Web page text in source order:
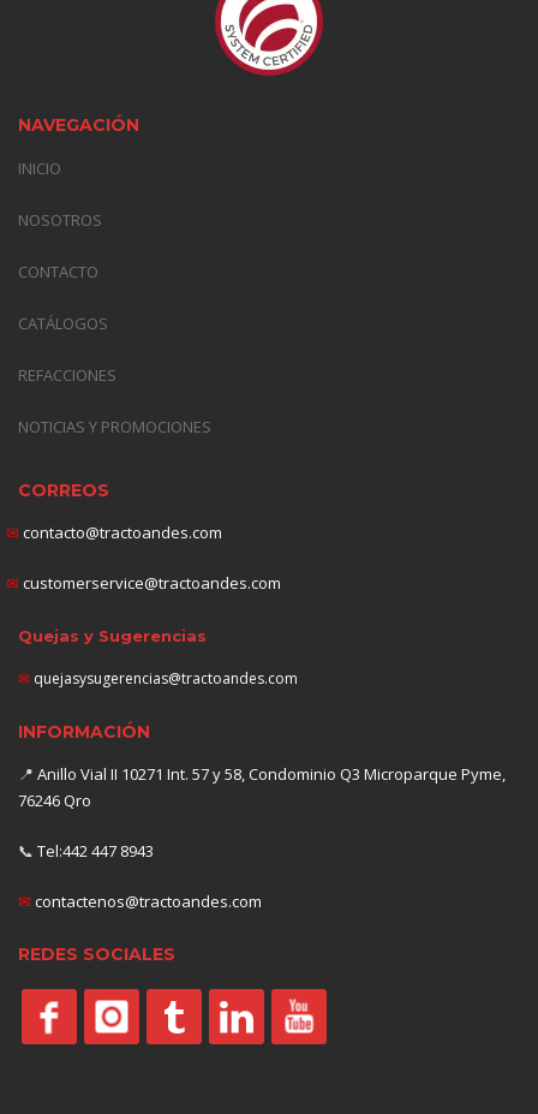
NAVEGACIÓN
INICIO
NOSOTROS
CONTACTO
CATÁLOGOS
REFACCIONES
NOTICIAS Y PROMOCIONES
CORREOS
✉ contacto@tractoandes.com
✉ customerservice@tractoandes.com
Quejas y Sugerencias
✉ quejasysugerencias@tractoandes.com
INFORMACIÓN
📍 Anillo Vial II 10271 Int. 57 y 58, Condominio Q3 Microparque Pyme,
76246 Qro
📞 Tel:442 447 8943
✉ contactenos@tractoandes.com
REDES SOCIALES